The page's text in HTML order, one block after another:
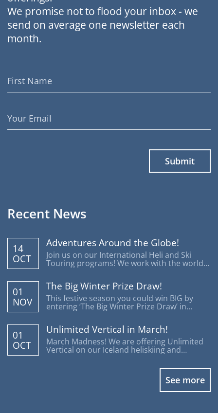
We promise not to flood your inbox - we
send on average one newsletter each
month.
First
Name
Address
Recent News
14
OCT
Adventures Around the Globe!
Join us on our International Heli and Ski
Touring programs! We work with the world's
around the globe.
01
NOV
The Big Winter Prize Draw!
This festive season you could win BIG by
entering ‘The Big Winter Prize Draw’ in
01
OCT
Unlimited Vertical in March!
March Madness! We are offering Unlimited
Vertical on our Iceland heliskiing and
See more